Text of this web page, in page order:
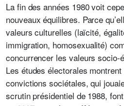
La fin des années 1980 voit
nouveaux équilibres. Parce
valeurs culturelles (laïcité,
immigration, homosexualité)
concurrencer les valeurs socio-
Les études électorales
convictions sociétales, qui
scrutin présidentiel de 1988,